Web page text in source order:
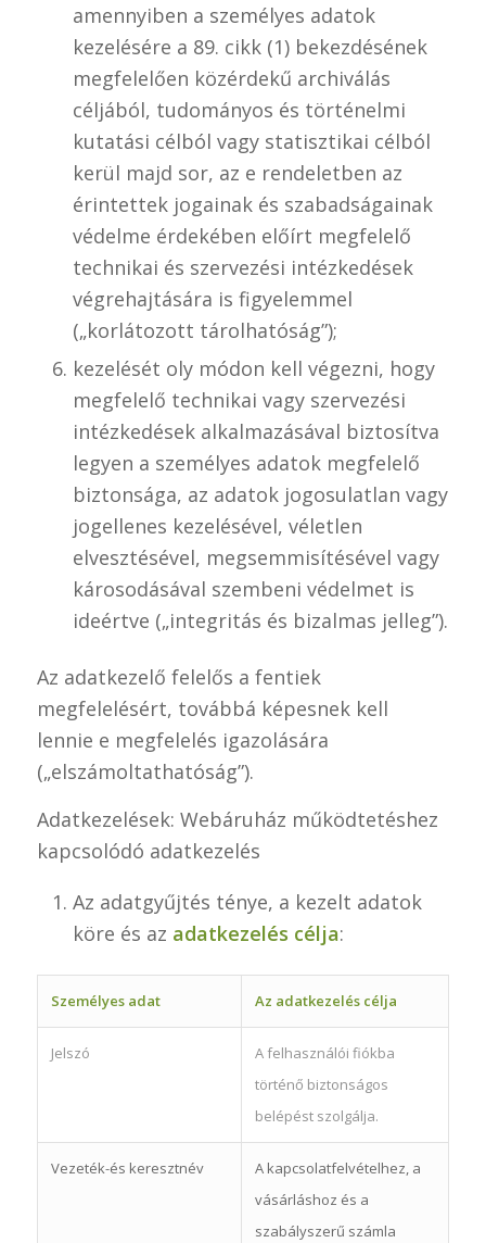
amennyiben a személyes adatok
kezelésére a 89. cikk (1) bekezdésének
megfelelően közérdekű archiválás
céljából, tudományos és történelmi
kutatási célból vagy statisztikai célból
kerül majd sor, az e rendeletben az
érintettek jogainak és szabadságainak
védelme érdekében előírt megfelelő
technikai és szervezési intézkedések
végrehajtására is figyelemmel
(„korlátozott tárolhatóság”);
kezelését oly módon kell végezni, hogy
megfelelő technikai vagy szervezési
intézkedések alkalmazásával biztosítva
legyen a személyes adatok megfelelő
biztonsága, az adatok jogosulatlan vagy
jogellenes kezelésével, véletlen
elvesztésével, megsemmisítésével vagy
károsodásával szembeni védelmet is
ideértve („integritás és bizalmas jelleg”).
Az adatkezelő felelős a fentiek
megfelelésért, továbbá képesnek kell
lennie e megfelelés igazolására
(„elszámoltathatóság”).
Adatkezelések: Webáruház működtetéshez
kapcsolódó adatkezelés
Az adatgyűjtés ténye, a kezelt adatok
köre és az adatkezelés célja:
Személyes adat Az adatkezelés célja
Jelszó
A felhasználói fiókba
történő biztonságos
belépést szolgálja.
Vezeték-és keresztnév
A kapcsolatfelvételhez, a
vásárláshoz és a
szabályszerű számla